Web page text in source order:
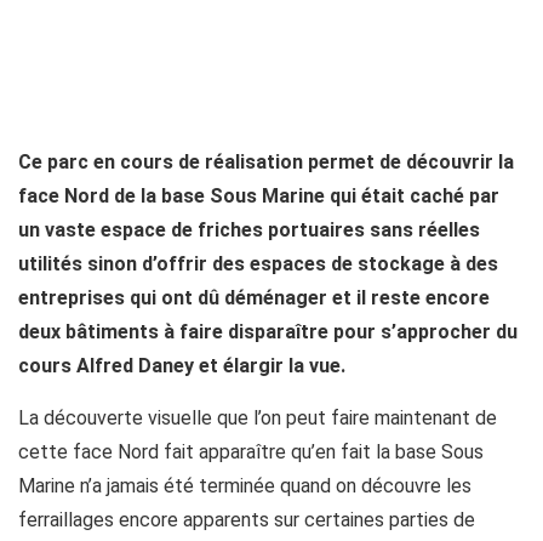
Ce parc en cours de réalisation permet de découvrir la
face Nord de la base Sous Marine qui était caché par
un vaste espace de friches portuaires sans réelles
utilités sinon d’offrir des espaces de stockage à des
entreprises qui ont dû déménager et il reste encore
deux bâtiments à faire disparaître pour s’approcher du
cours Alfred Daney et élargir la vue.
La découverte visuelle que l’on peut faire maintenant de
cette face Nord fait apparaître qu’en fait la base Sous
Marine n’a jamais été terminée quand on découvre les
ferraillages encore apparents sur certaines parties de